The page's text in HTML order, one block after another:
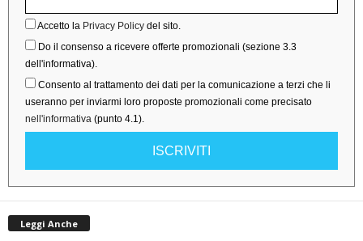
Accetto la Privacy Policy del sito.
Do il consenso a ricevere offerte promozionali (sezione 3.3
dell'informativa).
Consento al trattamento dei dati per la comunicazione a terzi che li
useranno per inviarmi loro proposte promozionali come precisato
nell'informativa (punto 4.1).
ISCRIVITI
Leggi Anche